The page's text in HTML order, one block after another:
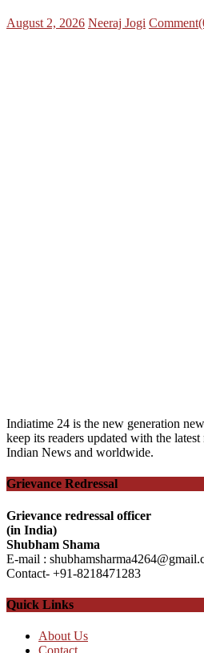
Posted
August 2, 2026 Author
Neeraj Jogi
Indiatime 24 is the new generation
keep its readers updated with the
Indian News and worldwide.
Grievance Redressal
Grievance redressal officer
(in India)
Shubham Shama
E-mail :
Contact- +91-8218471283
Quick Links
About Us